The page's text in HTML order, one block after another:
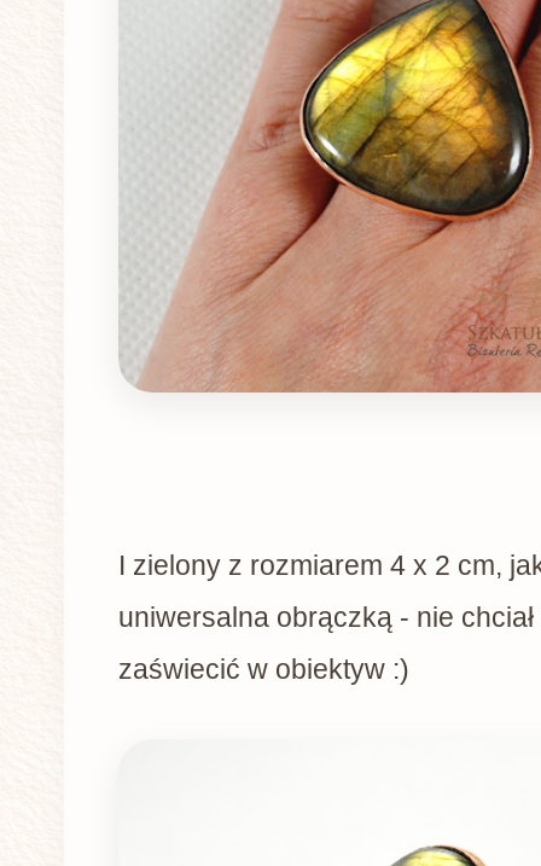
I zielony z rozmiarem 4 x 2 cm,
uniwersalna obrączką - nie chciał
zaświecić w obiektyw :)